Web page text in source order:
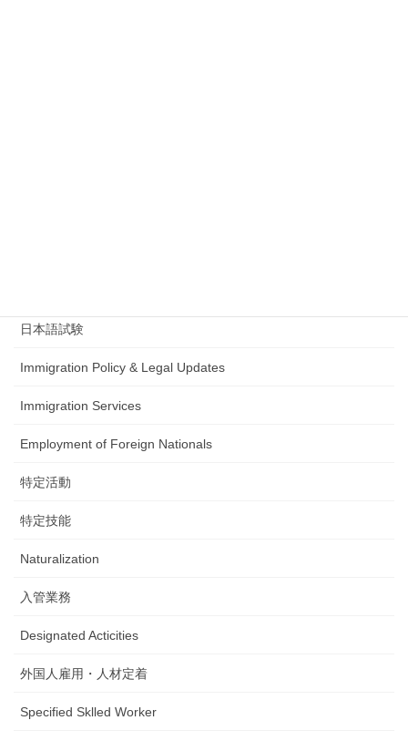
日本語試験
Immigration Policy & Legal Updates
Immigration Services
Employment of Foreign Nationals
特定活動
特定技能
Naturalization
入管業務
Designated Acticities
外国人雇用・人材定着
Specified Sklled Worker